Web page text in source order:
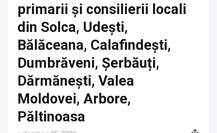
primarii și consilierii locali
din Solca, Udești,
Bălăceana, Calafindești,
Dumbrăveni, Șerbăuți,
Dărmănești, Valea
Moldovei, Arbore,
Păltinoasa